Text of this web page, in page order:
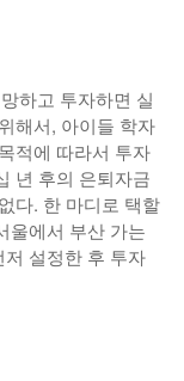
하고 투자하면 실
해서, 아이들 학자
적에 따라서 투자
년 후의 은퇴자금
다. 한 마디로 택할
울에서 부산 가는
설정한 후 투자